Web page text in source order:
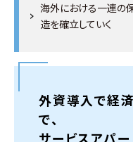
2026.7.27
海外における一連の
造を確立していく
外資導入で経
で、
サービスアパ